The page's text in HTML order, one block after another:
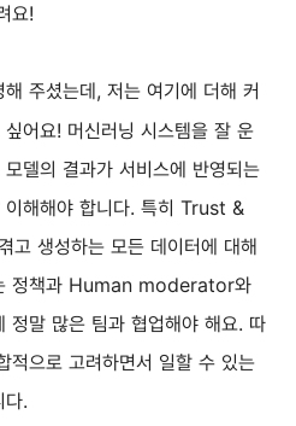
요!
주셨는데, 저는 여기에 더해 커
어요! 머신러닝 시스템을 잘 운
델의 결과가 서비스에 반영되는
이해해야 합니다. 특히 Trust &
생성하는 모든 데이터에 대해
정책과 Human moderator와
정말 많은 팀과 협업해야 해요. 따
적으로 고려하면서 일할 수 있는
다.